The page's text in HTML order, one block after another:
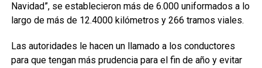
Navidad”, se establecieron más de 6.000 uniformados a lo
largo de más de 12.4000 kilómetros y 266 tramos viales.
Las autoridades le hacen un llamado a los conductores
para que tengan más prudencia para el fin de año y evitar